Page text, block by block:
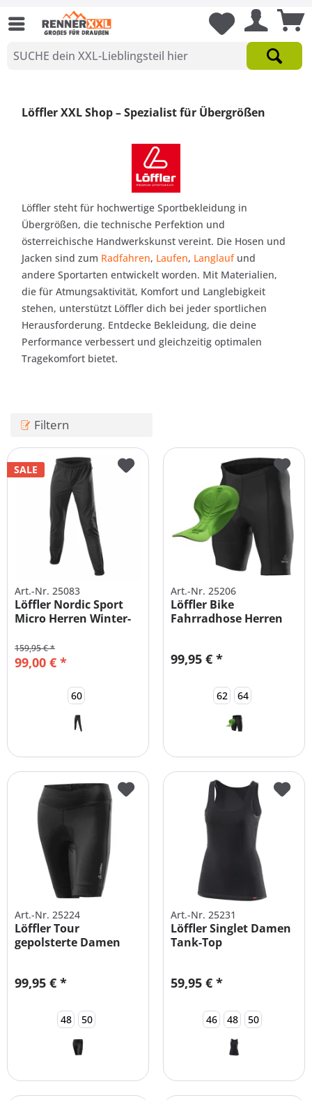
Löffler XXL Shop – Spezialist für Übergrößen
Löffler steht für hochwertige Sportbekleidung in
Übergrößen, die technische Perfektion und
österreichische Handwerkskunst vereint. Die Hosen und
Jacken sind zum Radfahren, Laufen, Langlauf und
andere Sportarten entwickelt worden. Mit Materialien,
die für Atmungsaktivität, Komfort und Langlebigkeit
stehen, unterstützt Löffler dich bei jeder sportlichen
Herausforderung. Entdecke Bekleidung, die deine
Performance verbessert und gleichzeitig optimalen
Tragekomfort bietet.
Filtern
SALE
Art.-Nr. 25083
Löffler Nordic Sport
Micro Herren Winter-
99,00 € *
159,95 € *
60
Art.-Nr. 25206
Löffler Bike
Fahrradhose Herren
99,95 € *
62 64
Art.-Nr. 25224
Löffler Tour
gepolsterte Damen
99,95 € *
48 50
Art.-Nr. 25231
Löffler Singlet Damen
Tank-Top
59,95 € *
46 48 50